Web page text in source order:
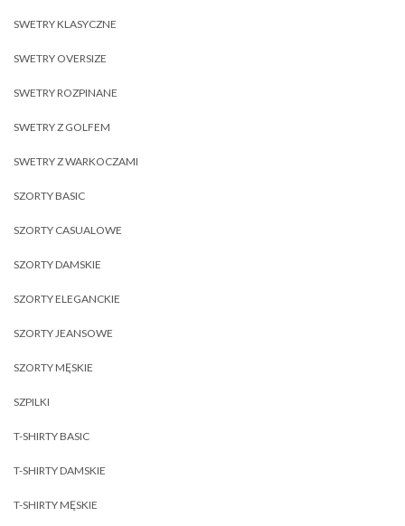
SWETRY KLASYCZNE
SWETRY OVERSIZE
SWETRY ROZPINANE
SWETRY Z GOLFEM
SWETRY Z WARKOCZAMI
SZORTY BASIC
SZORTY CASUALOWE
SZORTY DAMSKIE
SZORTY ELEGANCKIE
SZORTY JEANSOWE
SZORTY MĘSKIE
SZPILKI
T-SHIRTY BASIC
T-SHIRTY DAMSKIE
T-SHIRTY MĘSKIE